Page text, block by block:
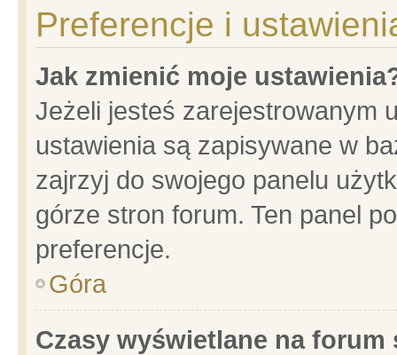
Preferencje i
Jak zmienić moje
Jeżeli jesteś zarejestrowanym
ustawienia są zapisywane w
zajrzyj do swojego panelu
górze stron forum. Ten panel
preferencje.
Góra
Czasy wyświetlane na forum